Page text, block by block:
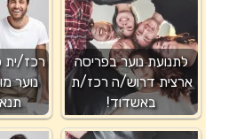
לתנועת נוער בפריסה
ארצית דרוש/ה רכז/ת
באשדוד!
רכז/ית
נוער